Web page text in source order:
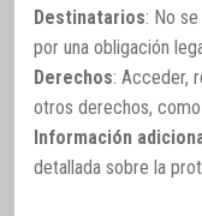
Destinatarios: No
por una obligación
Derechos: Acceder,
otros derechos,
Información
detallada sobre la